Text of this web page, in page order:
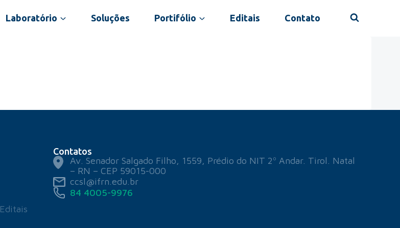
Laboratório Soluções Portifólio Editais Contato
Editais
Contatos
Av. Senador Salgado Filho, 1559, Prédio do NIT 2º Andar. Tirol. Natal
– RN – CEP 59015-000
ccsl@ifrn.edu.br
84 4005-9976